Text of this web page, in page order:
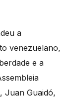
a
venezuelano,
e a
Juan Guaidó,